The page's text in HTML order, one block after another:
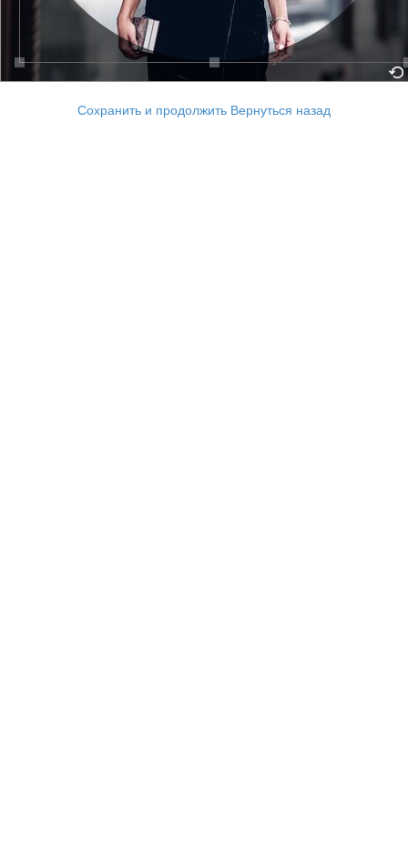
Сохранить и продолжить Вернуться назад